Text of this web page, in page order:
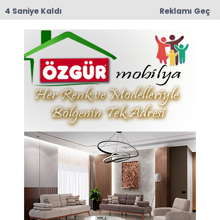
01:15Taşova’da Eğitime Umut Olacak Gece: 6. Kültür,
Gençlik ve Halk Şöleni 11 Ağustos’ta
Çay Haberleri
Son dakika Çay haberleri ve Çay haberleri ile
ilgili tüm sıcak gelişmeleri sayfamızdan takip
edebilirsiniz.
Çay ile ilgili 50 haber listeleniyor.
Reklamı Geç
3 Saniye Kaldı